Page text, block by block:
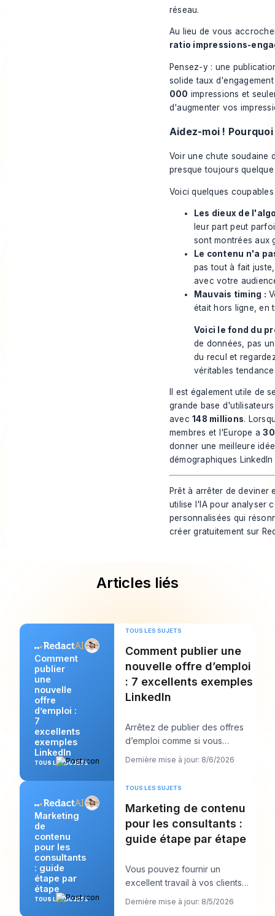
réseau.
Au lieu de vous
ratio impressions-
Pensez-y : une
solide taux
000 impressions et
d'augmenter vos
Aidez-moi !
Voir une chute soudaine
presque toujours
Voici quelques
Les dieux de
leur part peut
sont montrées aux
Le contenu n'a
pas tout à fait
avec votre
Mauvais timing :
était hors ligne, en
Voici le fond du
de données, pas
du recul et
véritables
Il est également utile de
grande base
avec148 millions.
membres et l'Europe a
donner une meilleure
démographiques
Prêt à arrêter de deviner
utilise l'IA pour analyser
personnalisées qui
créer gratuitement sur
Articles liés
Comment
publier
une
nouvelle
offre
d’emploi :
7
excellents
exemples
LinkedIn
TOUS LES SUJETS
TOUS LES SUJETS
Comment publier une
nouvelle offre d’emploi
: 7 excellents exemples
LinkedIn
Arrêtez de publier des offres
d’emploi comme si vous
remplissiez des formulaires et
commencez à les
Dernière mise à jour: 8/6/2026
Marketing
de
contenu
pour les
consultants
: guide
étape par
étape
TOUS LES SUJETS
TOUS LES SUJETS
Marketing de contenu
pour les consultants :
guide étape par étape
Vous pouvez fournir un
excellent travail à vos clients
tout en vous sentant
étrangement invisible en
Dernière mise à jour: 8/5/2026